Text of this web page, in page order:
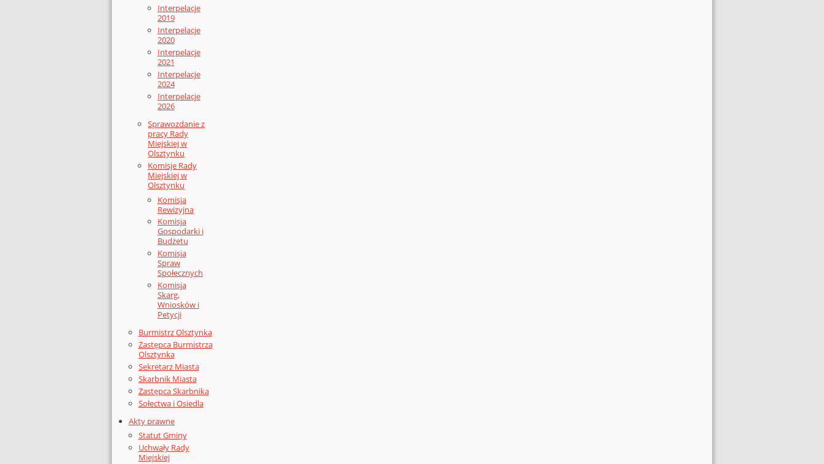
Interpelacje
2019
Interpelacje
2020
Interpelacje
2021
Interpelacje
2024
Interpelacje
2026
Sprawozdanie z
pracy Rady
Miejskiej w
Olsztynku
Komisje Rady
Miejskiej w
Olsztynku
Komisja
Rewizyjna
Komisja
Gospodarki i
Budżetu
Komisja
Spraw
Społecznych
Komisja
Skarg,
Wniosków i
Petycji
Burmistrz Olsztynka
Zastępca Burmistrza
Olsztynka
Sekretarz Miasta
Skarbnik Miasta
Zastępca Skarbnika
Sołectwa i Osiedla
Akty prawne
Statut Gminy
Uchwały Rady
Miejskiej